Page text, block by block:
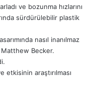
ve bozunma hızlarını
sürdürülebilir plastik
nasıl inanılmaz
Becker.
araştırılması